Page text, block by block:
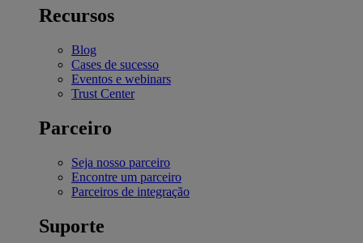
Recursos
Blog
Cases de sucesso
Eventos e webinars
Trust Center
Parceiro
Seja nosso parceiro
Encontre um parceiro
Parceiros de integração
Suporte